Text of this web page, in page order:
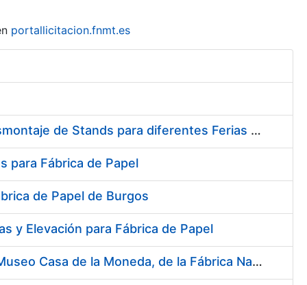
portallicitacion.fnmt.es
Contratación del Servicio de Diseño, Construcción, Montaje y Desmontaje de Stands para diferentes Ferias y Jornadas Nacionales e Internacionales
para Fábrica de Papel
de Papel de Burgos
y Elevación para Fábrica de Papel
Contratación del Servicio de Atención al Público en la Tienda del Museo Casa de la Moneda, de la Fábrica Nacional de Moneda y Timbre-Real Casa de la Moneda